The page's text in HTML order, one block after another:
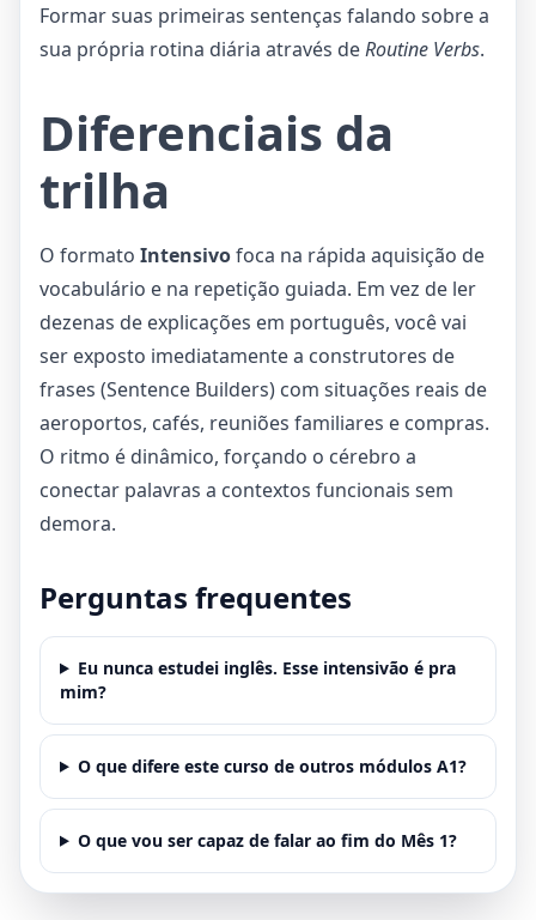
Formar suas primeiras sentenças falando sobre a
sua própria rotina diária através deRoutine Verbs.
Diferenciais da
trilha
O formato Intensivofoca na rápida aquisição de
vocabulário e na repetição guiada. Em vez de ler
dezenas de explicações em português, você vai
ser exposto imediatamente a construtores de
frases (Sentence Builders) com situações reais de
aeroportos, cafés, reuniões familiares e compras.
O ritmo é dinâmico, forçando o cérebro a
conectar palavras a contextos funcionais sem
demora.
Perguntas frequentes
Eu nunca estudei inglês. Esse intensivão é pra
mim?
O que difere este curso de outros módulos A1?
O que vou ser capaz de falar ao fim do Mês 1?